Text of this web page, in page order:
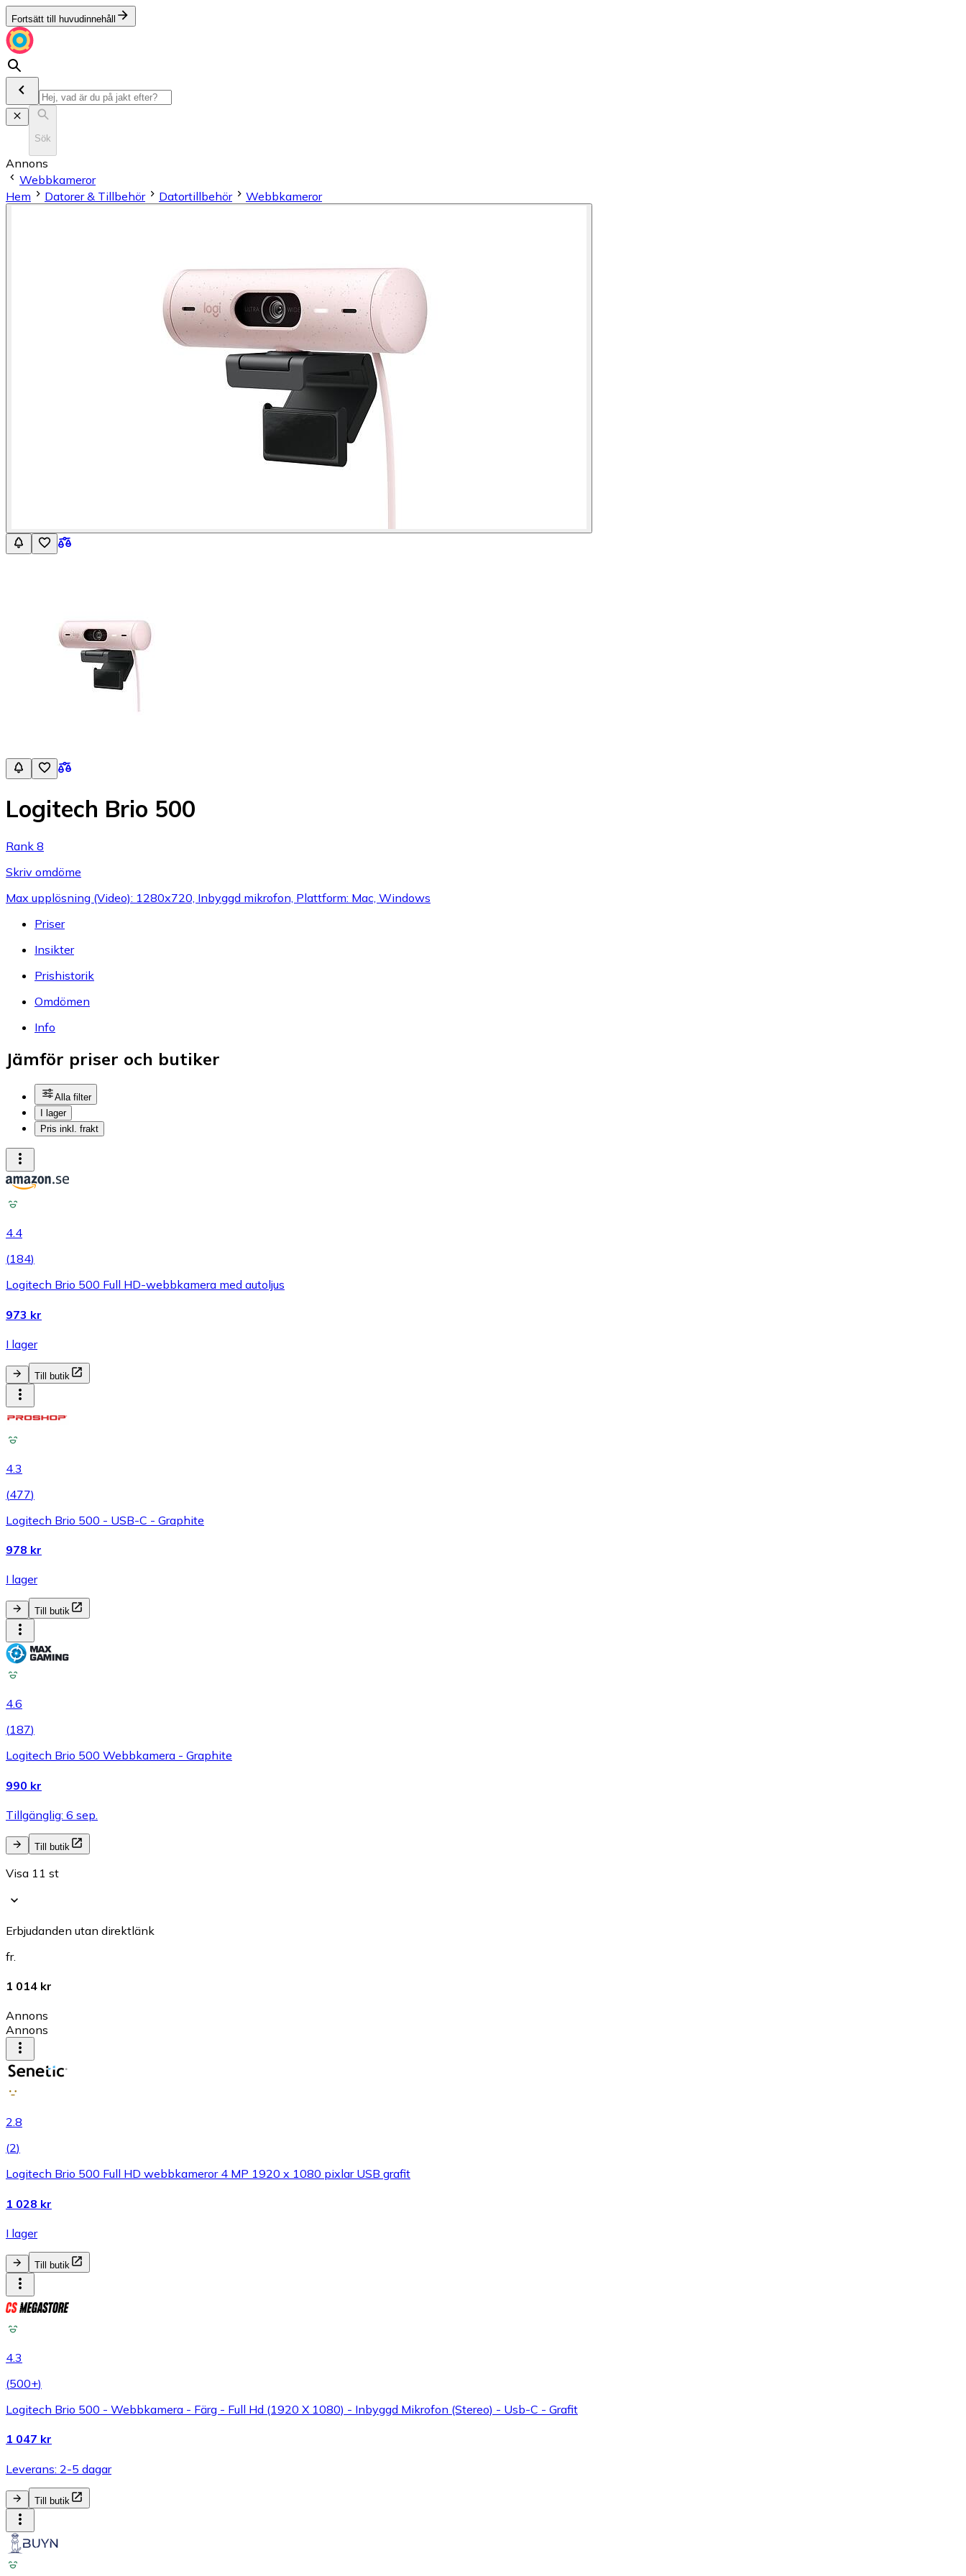
Fortsätt till huvudinnehåll
Sök
Annons
Webbkameror
Hem
Datorer & Tillbehör Datortillbehör Webbkameror
Logitech Brio 500
Rank 8
Skriv omdöme
Max upplösning (Video): 1280x720, Inbyggd mikrofon, Plattform: Mac, Windows
Priser
Insikter
Prishistorik
Omdömen
Info
Jämför priser och butiker
Alla filter
I lager
Pris inkl. frakt
4.4
(184)
Logitech Brio 500 Full HD-webbkamera med autoljus
973 kr
I lager
Till butik
4.3
(477)
Logitech Brio 500 - USB-C - Graphite
978 kr
I lager
Till butik
4.6
(187)
Logitech Brio 500 Webbkamera - Graphite
990 kr
Tillgänglig: 6 sep.
Till butik
Visa 11 st
Erbjudanden utan direktlänk
fr.
1 014 kr
Annons
Annons
2.8
(2)
Logitech Brio 500 Full HD webbkameror 4 MP 1920 x 1080 pixlar USB grafit
1 028 kr
I lager
Till butik
4.3
(500+)
Logitech Brio 500 - Webbkamera - Färg - Full Hd (1920 X 1080) - Inbyggd Mikrofon (Stereo) - Usb-C - Grafit
1 047 kr
Leverans: 2-5 dagar
Till butik